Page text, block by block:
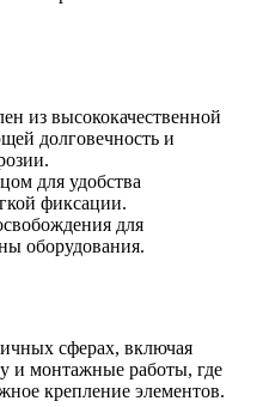
из высококачественной
долговечность и
для удобства
фиксации.
для
оборудования.
сферах, включая
и монтажные работы, где
крепление элементов.